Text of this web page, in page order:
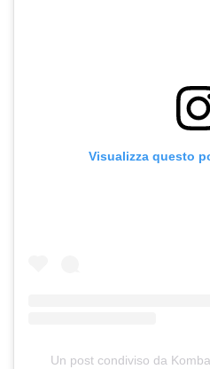
Visualizza questo
Un post condiviso da